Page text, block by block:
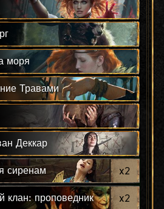
моря
Травами
Деккар
сиренам x2
клан: проповедник x2